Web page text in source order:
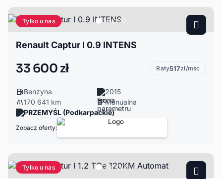
Tylko u nas
Renault Captur I 0.9 INTENS
33 600 zł Raty517zł/msc
Benzyna
2015
170 641 km
Manualna
PRZEMYŚL (Podkarpackie)
Zobacz oferty:
Tylko u nas